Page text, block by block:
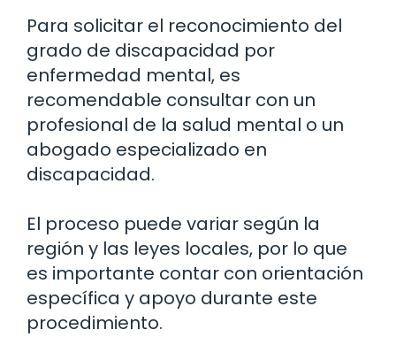
Para solicitar el reconocimiento del
grado de discapacidad por
enfermedad mental, es
recomendable consultar con un
profesional de la salud mental o un
abogado especializado en
discapacidad.
El proceso puede variar según la
región y las leyes locales, por lo que
es importante contar con orientación
específica y apoyo durante este
procedimiento.